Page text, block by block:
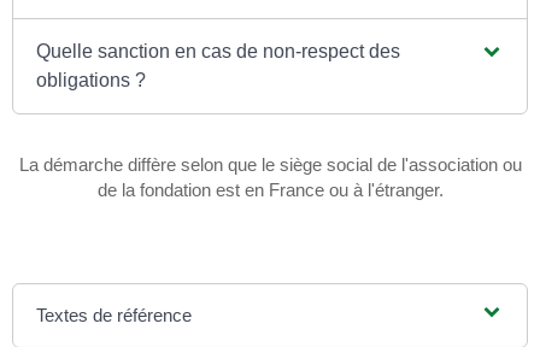
Quelle sanction en cas de non-respect des
obligations ?
La démarche diffère selon que le siège social de l'association ou
de la fondation est en France ou à l'étranger.
Textes de référence